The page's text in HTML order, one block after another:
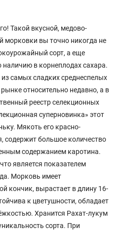
Такой вкусной, медово-
морковки вы точно никогда не
сорт, а еще
в корнеплодах сахара.
самых сладких среднеспелых
относительно недавно, а в
реестр селекционных
суперновинка» этот
Мякоть его красно-
содержит большое количество
содержанием каротина.
является показателем
Морковь имеет
кончик, вырастает в длину 16-
к цветушности, обладает
Хранится Рахат-лукум
сорта. При